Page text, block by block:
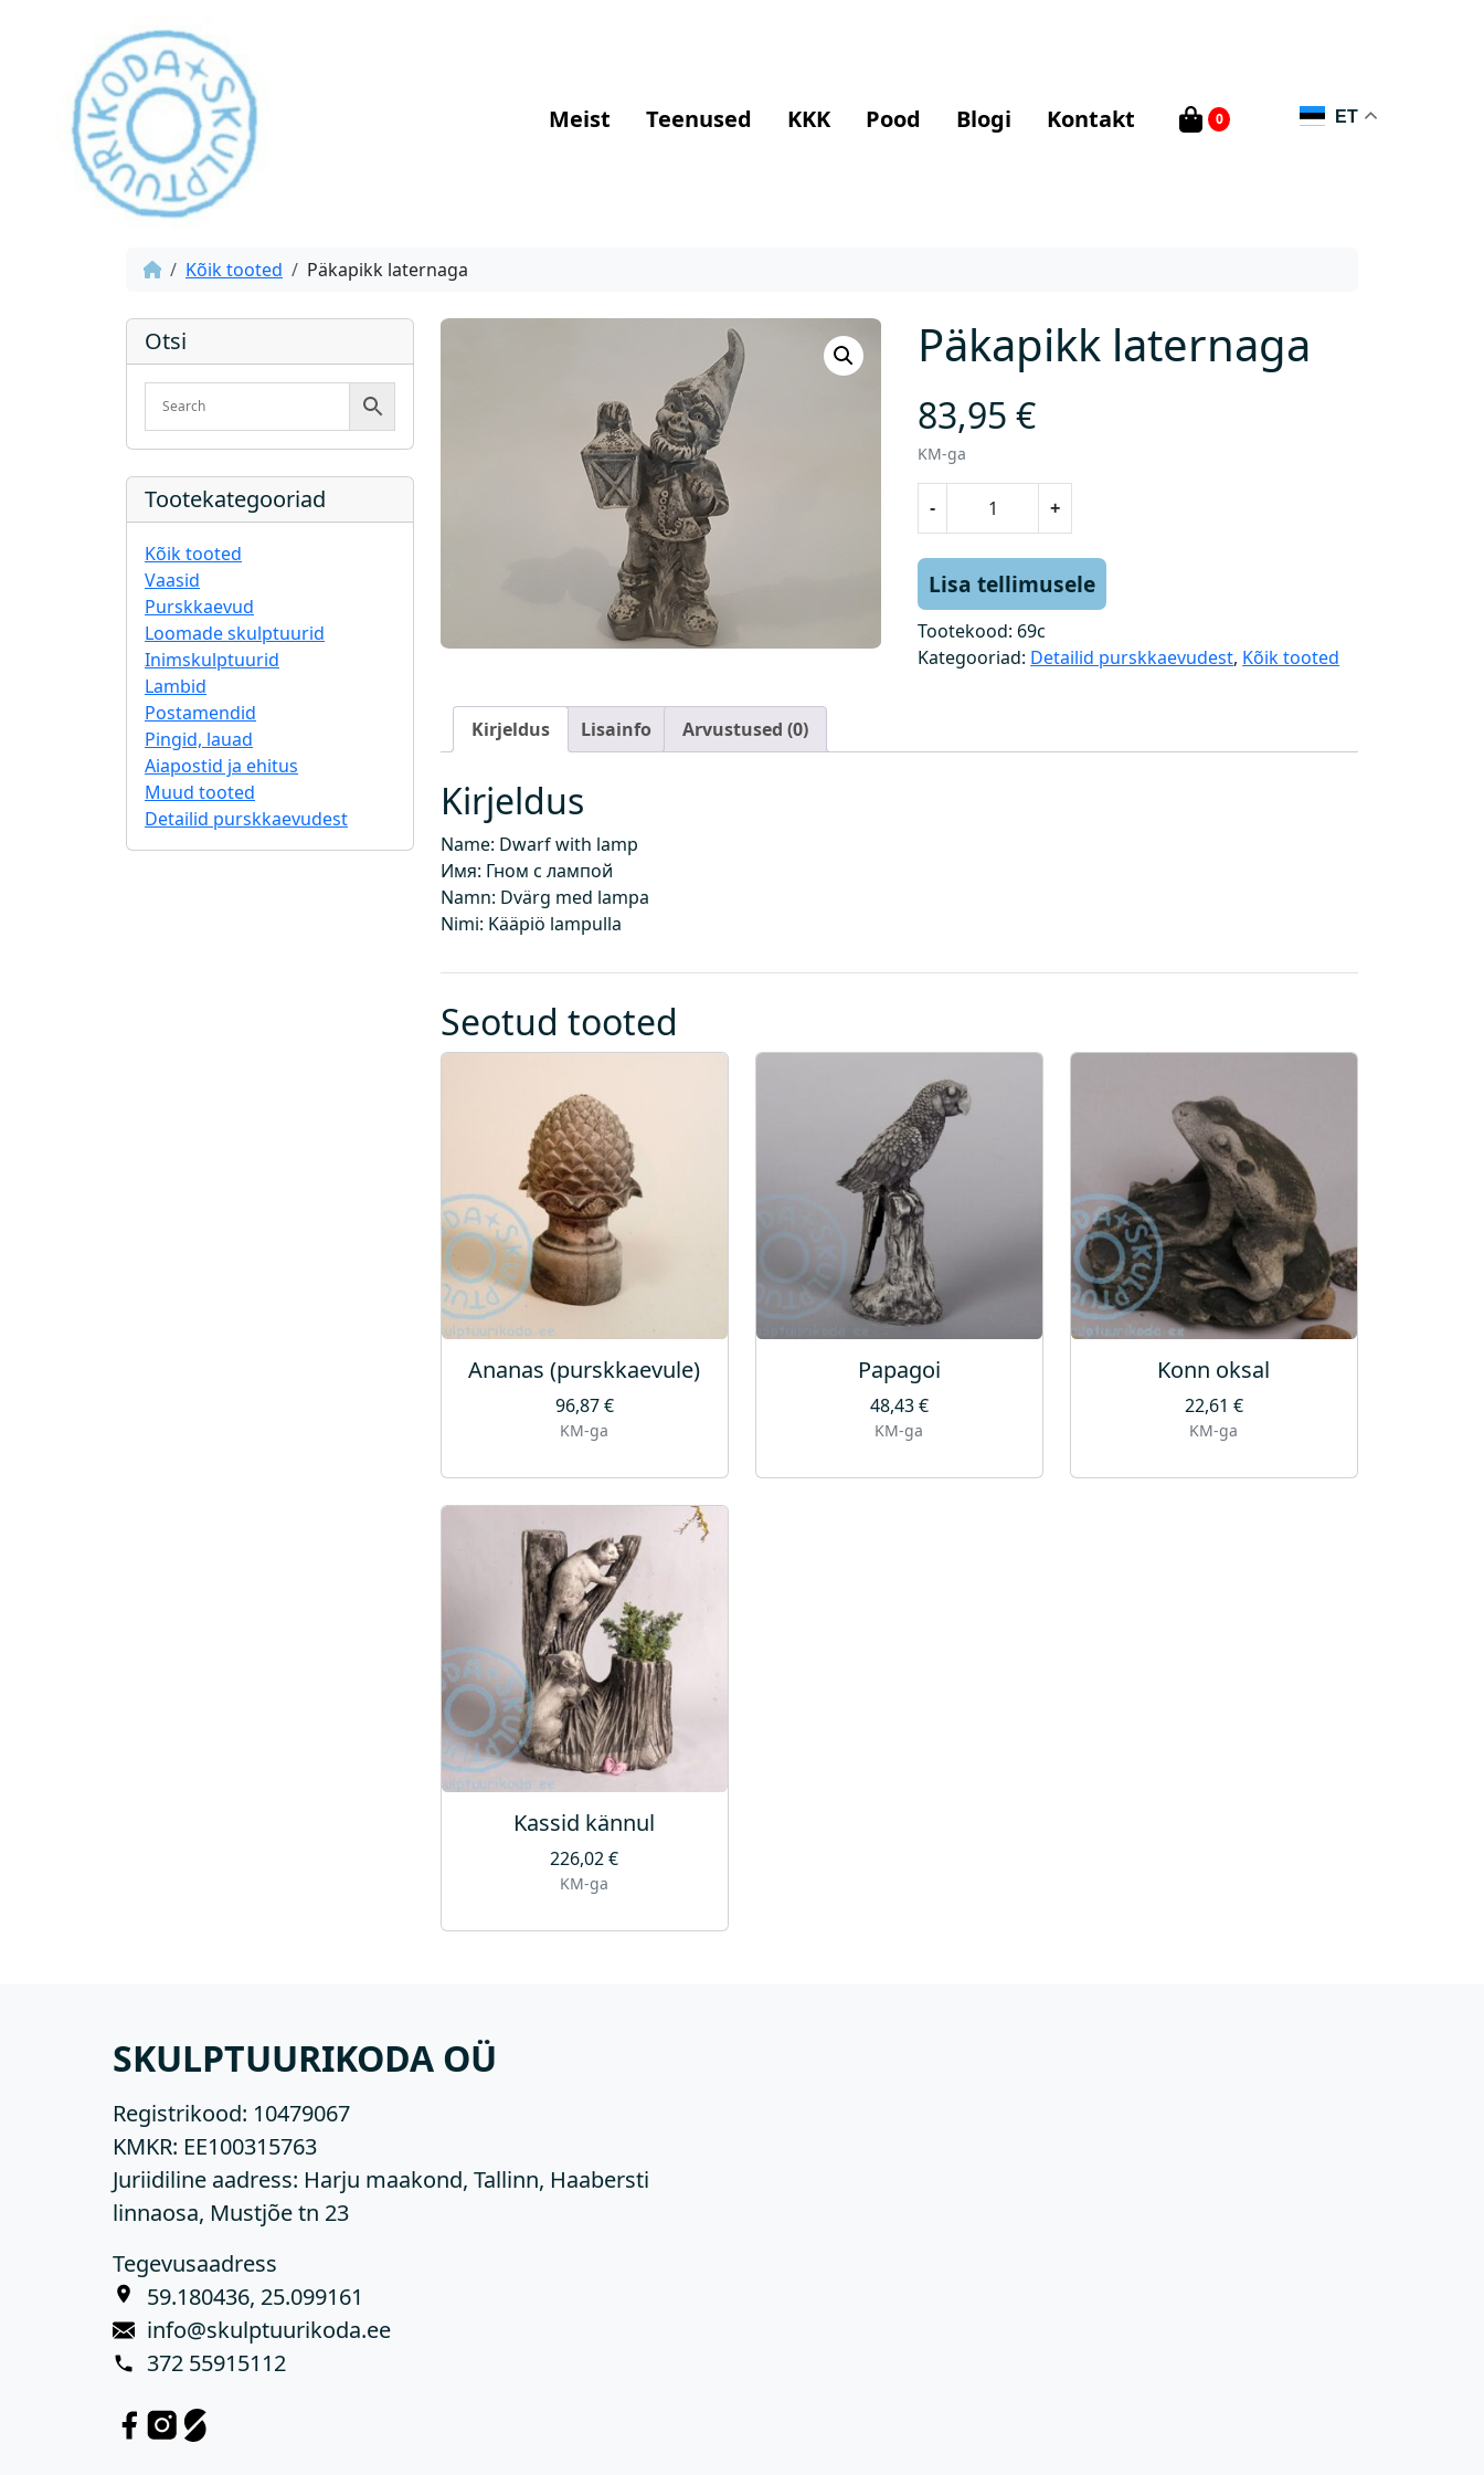
Meist Teenused KKK Pood Blogi Kontakt 0 ET
Kõik tooted Päkapikk laternaga
Otsi
Tootekategooriad
Kõik tooted
Vaasid
Purskkaevud
Loomade skulptuurid
Inimskulptuurid
Lambid
Postamendid
Pingid, lauad
Aiapostid ja ehitus
Muud tooted
Detailid purskkaevudest
Päkapikk laternaga
83,95€
KM-ga
-
p
i
k
t
o
s
+
Lisa tellimusele
Tootekood: 69c
Kategooriad: Detailid purskkaevudest, Kõik tooted
Kirjeldus Lisainfo Arvustused (0)
Kirjeldus
Name: Dwarf with lamp
Имя: Гном с лампой
Namn: Dvärg med lampa
Nimi: Kääpiö lampulla
Seotud tooted
Ananas (purskkaevule)
96,87€
KM-ga
Papagoi
48,43€
KM-ga
Konn oksal
22,61 €
KM-ga
Kassid kännul
226,02€
KM-ga
SKULPTUURIKODA OÜ
Registrikood: 10479067
KMKR: EE100315763
Juriidiline aadress: Harju maakond, Tallinn, Haabersti
linnaosa, Mustjõe tn 23
Tegevusaadress
59.180436, 25.099161
info@skulptuurikoda.ee
372 55915112